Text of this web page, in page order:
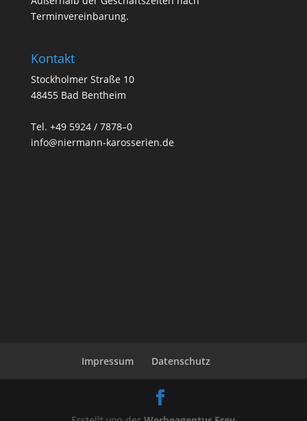
Terminvereinbarung.
Kontakt
Stockholmer Straße 10
48455 Bad Bentheim
Tel. +49 5924 / 7878–0
info@niermann-karosserien.de
Impressum Datenschutz